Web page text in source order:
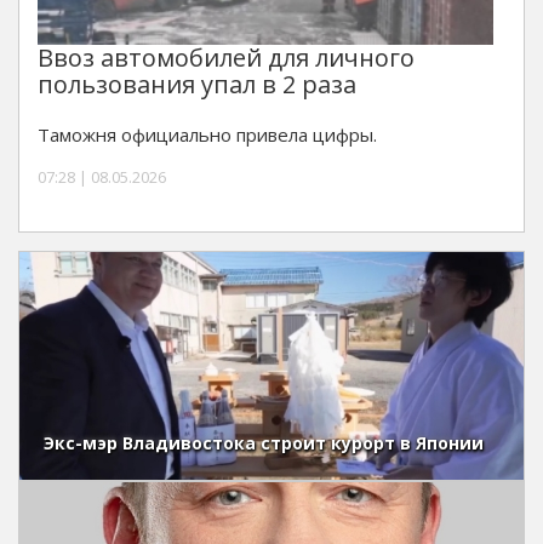
Ввоз автомобилей для личного
пользования упал в 2 раза
Таможня официально привела цифры.
07:28 | 08.05.2026
Экс-мэр Владивостока строит курорт в Японии